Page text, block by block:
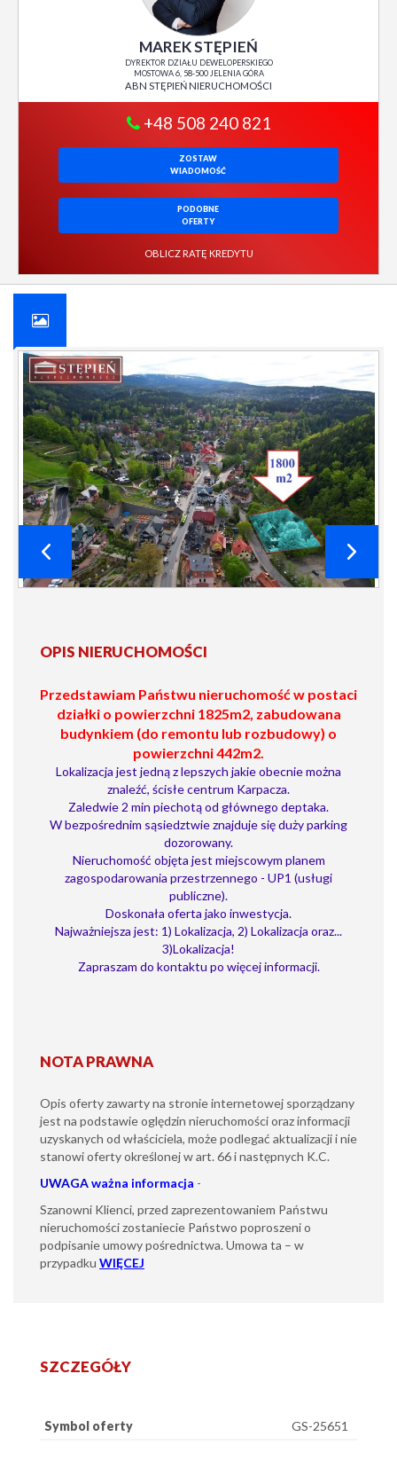
MAREK STĘPIEŃ
DYREKTOR DZIAŁU DEWELOPERSKIEGO
MOSTOWA 6, 58-500 JELENIA GÓRA
ABN STĘPIEŃ NIERUCHOMOŚCI
+48 508 240 821
ZOSTAW
WIADOMOŚĆ
PODOBNE
OFERTY
OBLICZ RATĘ KREDYTU
OPIS NIERUCHOMOŚCI
Przedstawiam Państwu nieruchomość w postaci
działki o powierzchni 1825m2, zabudowana
budynkiem (do remontu lub rozbudowy) o
powierzchni 442m2.
Lokalizacja jest jedną z lepszych jakie obecnie można
znaleźć, ścisłe centrum Karpacza.
Zaledwie 2 min piechotą od głównego deptaka.
W bezpośrednim sąsiedztwie znajduje się duży parking
dozorowany.
Nieruchomość objęta jest miejscowym planem
zagospodarowania przestrzennego - UP1 (usługi
publiczne).
Doskonała oferta jako inwestycja.
Najważniejsza jest: 1) Lokalizacja, 2) Lokalizacja oraz...
3)Lokalizacja!
Zapraszam do kontaktu po więcej informacji.
NOTA PRAWNA
Opis oferty zawarty na stronie internetowej sporządzany
jest na podstawie oględzin nieruchomości oraz informacji
uzyskanych od właściciela, może podlegać aktualizacji i nie
stanowi oferty określonej w art. 66 i następnych K.C.
UWAGAważna informacja -
Szanowni Klienci, przed zaprezentowaniem Państwu
nieruchomości zostaniecie Państwo poproszeni o
podpisanie umowy pośrednictwa. Umowa ta – w
przypadku WIĘCEJ
SZCZEGÓŁY
Symbol oferty GS-25651